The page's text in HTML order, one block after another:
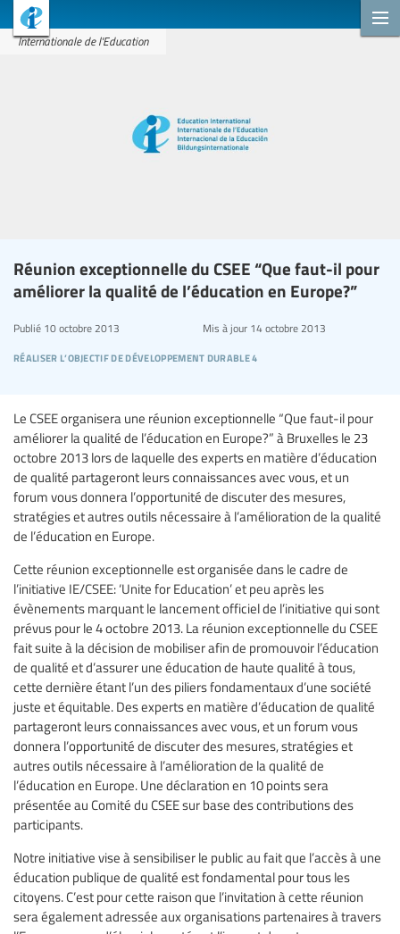
Internationale de l'Education
Réunion exceptionnelle du CSEE “Que faut-il pour
améliorer la qualité de l’éducation en Europe?”
réaliser l’objectif de développement durable 4
Publié 10 octobre 2013 Mis à jour14 octobre 2013
Le CSEE organisera une réunion exceptionnelle “Que faut-il pour
améliorer la qualité de l’éducation en Europe?” à Bruxelles le 23
octobre 2013 lors de laquelle des experts en matière d’éducation
de qualité partageront leurs connaissances avec vous, et un
forum vous donnera l’opportunité de discuter des mesures,
stratégies et autres outils nécessaire à l’amélioration de la qualité
de l’éducation en Europe.
Cette réunion exceptionnelle est organisée dans le cadre de
l’initiative IE/CSEE: ‘Unite for Education’ et peu après les
évènements marquant le lancement officiel de l’initiative qui sont
prévus pour le 4 octobre 2013. La réunion exceptionnelle du CSEE
fait suite à la décision de mobiliser afin de promouvoir l’éducation
de qualité et d’assurer une éducation de haute qualité à tous,
cette dernière étant l’un des piliers fondamentaux d’une société
juste et équitable. Des experts en matière d’éducation de qualité
partageront leurs connaissances avec vous, et un forum vous
donnera l’opportunité de discuter des mesures, stratégies et
autres outils nécessaire à l’amélioration de la qualité de
l’éducation en Europe. Une déclaration en 10 points sera
présentée au Comité du CSEE sur base des contributions des
participants.
Notre initiative vise à sensibiliser le public au fait que l’accès à une
éducation publique de qualité est fondamental pour tous les
citoyens. C’est pour cette raison que l’invitation à cette réunion
sera également adressée aux organisations partenaires à travers